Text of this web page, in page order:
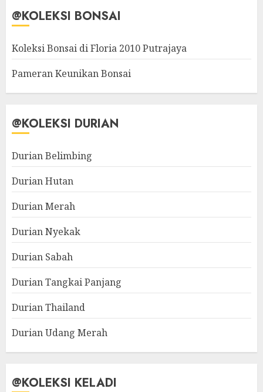
@KOLEKSI BONSAI
Koleksi Bonsai di Floria 2010 Putrajaya
Pameran Keunikan Bonsai
@KOLEKSI DURIAN
Durian Belimbing
Durian Hutan
Durian Merah
Durian Nyekak
Durian Sabah
Durian Tangkai Panjang
Durian Thailand
Durian Udang Merah
@KOLEKSI KELADI